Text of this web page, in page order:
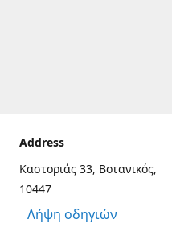
Address
Καστοριάς 33, Βοτανικός,
10447
Λήψη οδηγιών